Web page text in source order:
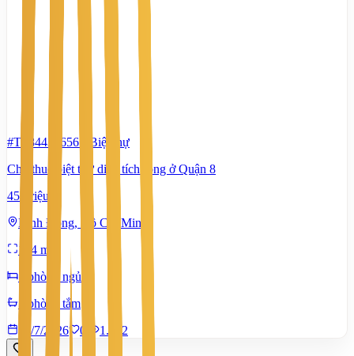
#TS84434656-
Biệt thự
Cho thuê biệt thự diện tích rộng ở Quận 8
45 Triệu
Bình Đông, Hồ Chí Minh
144 m²
5 phòng ngủ
5 phòng tắm
10/7/2026
0 1.382